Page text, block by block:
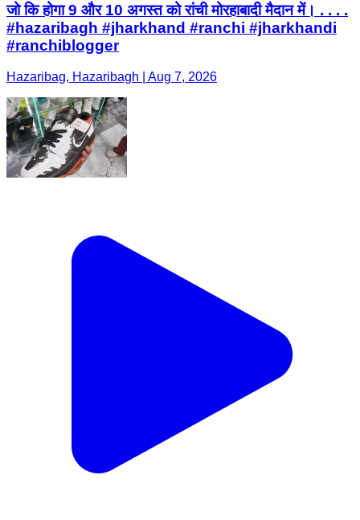
जो कि होगा 9 और 10 अगस्त को रांची मोरहाबादी मैदान में। . . . .
#hazaribagh #jharkhand #ranchi #jharkhandi
#ranchiblogger
Hazaribag, Hazaribagh | Aug 7, 2026